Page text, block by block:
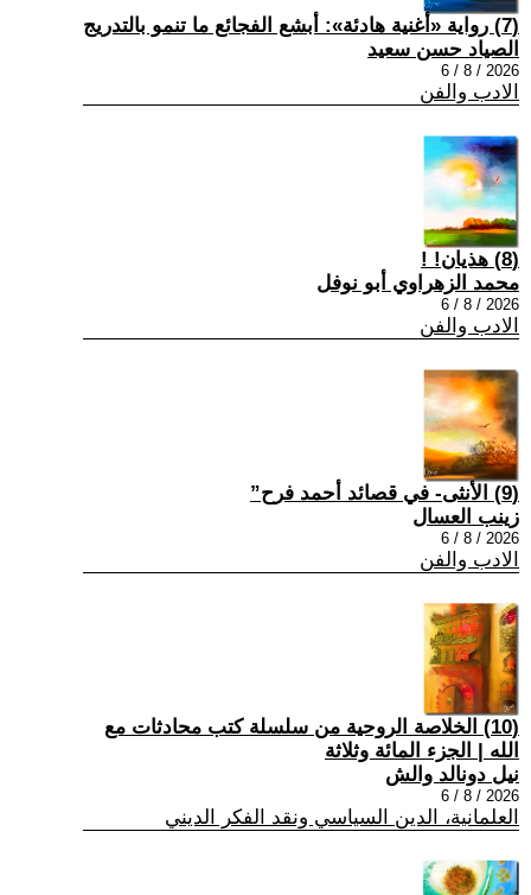
(7) رواية «أغنية هادئة»: أبشع الفجائع ما تنمو بالتدريج
الصياد حسن سعيد
2026 / 8 / 6
الادب والفن
(8) هذيان! !
محمد الزهراوي أبو نوفل
2026 / 8 / 6
الادب والفن
(9) الأنثى- في قصائد أحمد فرح”
زينب العسال
2026 / 8 / 6
الادب والفن
(10) الخلاصة الروحية من سلسلة كتب محادثات مع
الله | الجزء المائة وثلاثة
نيل دونالد والش
2026 / 8 / 6
العلمانية، الدين السياسي ونقد الفكر الديني